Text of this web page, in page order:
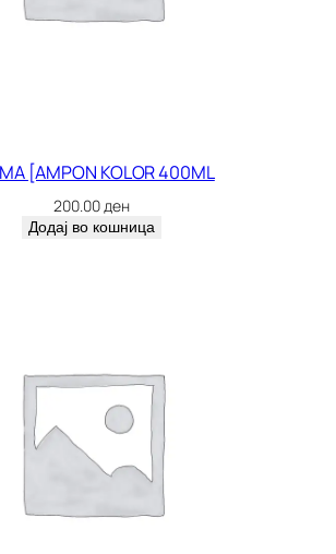
[AMPON KOLOR 400ML
200.00ден
Додај во кошница